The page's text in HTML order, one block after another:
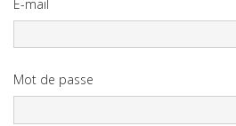
E-mail
Mot de passe